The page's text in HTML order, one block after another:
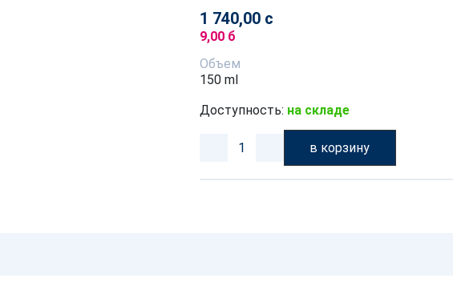
1 740,00 с
9,00 б
Объем
150 ml
Доступность: на складе
в корзину